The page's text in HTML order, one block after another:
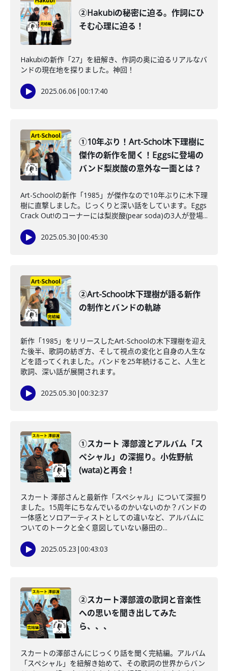
②Hakubiの秘密に迫る。作詞にひ
そむ心理に迫る！
Hakubiの新作「27」を紐解き、作詞の奥に迫るリアルなバ
ンドの現在地を探りました。神回！
2025.06.06 |00:17:40
①10年ぶり！Art-Schol木下理樹に
傑作の新作を聞く！Eggsに登場の
バンド梨炭酸の意外な一面とは？
Art-Schoolの新作「1985」が傑作なので10年ぶりに木下理
樹に直撃しました。じっくりと深い話をしています。Eggs
Crack Out!のコーナーには梨炭酸(pear soda)の3人が登場...
2025.05.30 |00:45:30
②Art-School木下理樹が語る新作
の制作とバンドの軌跡
新作「1985」をリリースしたArt-Schoolの木下理樹を迎え
た後半、歌詞の紡ぎ方、そして視点の変化と自身の人生な
どを語ってくれました。バンドを25年続けること、人生と
歌詞、深い話が展開されます。
2025.05.30 |00:32:37
①スカート 澤部渡とアルバム「ス
ペシャル」の深掘り。小佐野航
(wata)と再会！
スカート 澤部さんと最新作「スペシャル」について深掘り
ました。15周年にちなんでいるのかいないのか？バンドの
一体感とソロアーティストとしての違いなど、アルバムに
ついてのトークと全く意図していない藤田の...
2025.05.23 |00:43:03
②スカート澤部渡の歌詞と音楽性
への思いを聞き出してみた
ら、、、
スカートの澤部さんにじっくり話を聞く完結編。アルバム
「スペシャル」を紐解き始めて、その歌詞の世界からバン